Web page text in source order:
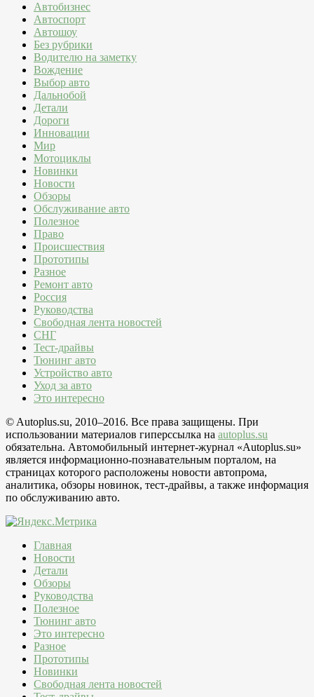
Автобизнес
Автоспорт
Автошоу
Без рубрики
Водителю на заметку
Вождение
Выбор авто
Дальнобой
Детали
Дороги
Инновации
Мир
Мотоциклы
Новинки
Новости
Обзоры
Обслуживание авто
Полезное
Право
Происшествия
Прототипы
Разное
Ремонт авто
Россия
Руководства
Свободная лента новостей
СНГ
Тест-драйвы
Тюнинг авто
Устройство авто
Уход за авто
Это интересно
© Autoplus.su, 2010–2016. Все права защищены. При
использовании материалов гиперссылка на autoplus.su
обязательна. Автомобильный интернет-журнал «Autoplus.su»
является информационно-познавательным порталом, на
страницах которого расположены новости автопрома,
аналитика, обзоры новинок, тест-драйвы, а также информация
по обслуживанию авто.
Главная
Новости
Детали
Обзоры
Руководства
Полезное
Тюнинг авто
Это интересно
Разное
Прототипы
Новинки
Свободная лента новостей